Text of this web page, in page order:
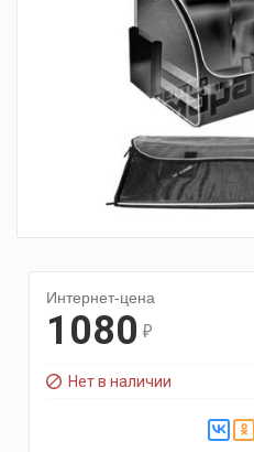
Интернет-цена
1080 r
Нет в наличии